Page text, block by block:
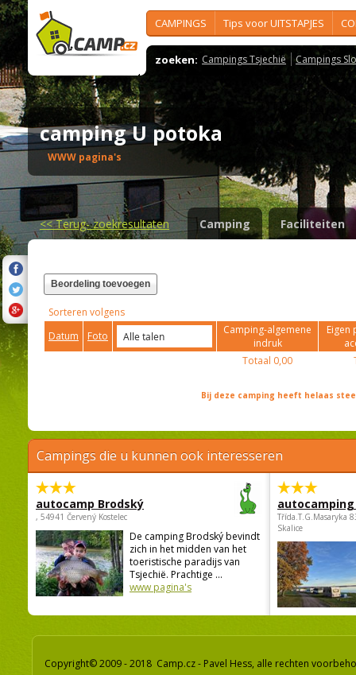
CAMPINGS Tips voor UITSTAPJES
zoeken: Campings Tsjechië Campings
camping U potoka
WWW pagina's
<<Terug- zoekresultaten Camping Faciliteiten
Beordeling toevoegen
Sorteren volgens
Datum
Foto
Camping-algemene
indruk
Eigen
Totaal 0,00
Bij deze camping heeft helaas
Campings die u kunnen ook interesseren
autocamp Brodský
, 54941 Červený Kostelec
De camping Brodský bevindt
zich in het midden van het
toeristische paradijs van
Tsjechië. Prachtige ...
www pagina's
autocamping
Třída.T.G.Masaryka
Skalice
Copyright© 2009 - 2018 Camp.cz - Pavel Hess, alle rechten